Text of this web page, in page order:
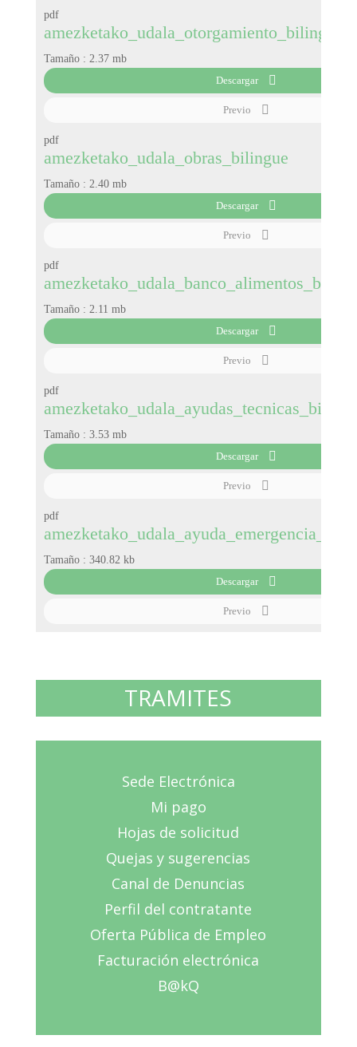
pdf
amezketako_udala_otorgamiento_bilingue
Tamaño : 2.37 mb
Descargar
Previo
pdf
amezketako_udala_obras_bilingue
Tamaño : 2.40 mb
Descargar
Previo
pdf
Tamaño : 2.11 mb
Descargar
Previo
pdf
Tamaño : 3.53 mb
Descargar
Previo
pdf
Tamaño : 340.82 kb
Descargar
Previo
TRAMITES
Sede Electrónica
Mi pago
Hojas de solicitud
Quejas y sugerencias
Canal de Denuncias
Perfil del contratante
Oferta Pública de Empleo
Facturación electrónica
B@kQ